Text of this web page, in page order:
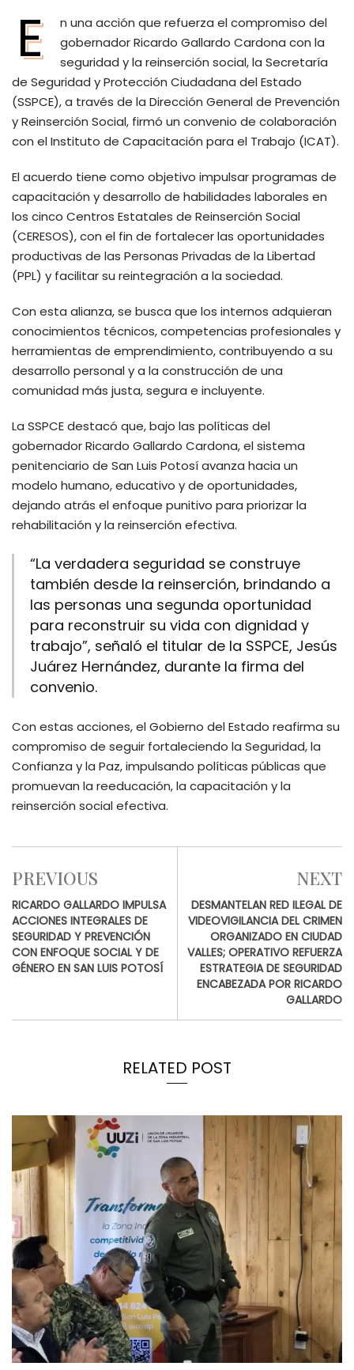
E
n una acción que refuerza el compromiso del
gobernador Ricardo Gallardo Cardona con la
seguridad y la reinserción social, la Secretaría
de Seguridad y Protección Ciudadana del Estado
(SSPCE), a través de la Dirección General de Prevención
y Reinserción Social, firmó un convenio de colaboración
con el Instituto de Capacitación para el Trabajo (ICAT).
El acuerdo tiene como objetivo impulsar programas de
capacitación y desarrollo de habilidades laborales en
los cinco Centros Estatales de Reinserción Social
(CERESOS), con el fin de fortalecer las oportunidades
productivas de las Personas Privadas de la Libertad
(PPL) y facilitar su reintegración a la sociedad.
Con esta alianza, se busca que los internos adquieran
conocimientos técnicos, competencias profesionales y
herramientas de emprendimiento, contribuyendo a su
desarrollo personal y a la construcción de una
comunidad más justa, segura e incluyente.
La SSPCE destacó que, bajo las políticas del
gobernador Ricardo Gallardo Cardona, el sistema
penitenciario de San Luis Potosí avanza hacia un
modelo humano, educativo y de oportunidades,
dejando atrás el enfoque punitivo para priorizar la
rehabilitación y la reinserción efectiva.
“La verdadera seguridad se construye
también desde la reinserción, brindando a
las personas una segunda oportunidad
para reconstruir su vida con dignidad y
trabajo”, señaló el titular de la SSPCE, Jesús
Juárez Hernández, durante la firma del
convenio.
Con estas acciones, el Gobierno del Estado reafirma su
compromiso de seguir fortaleciendo la Seguridad, la
Confianza y la Paz, impulsando políticas públicas que
promuevan la reeducación, la capacitación y la
reinserción social efectiva.
PREVIOUS
RICARDO GALLARDO IMPULSA
ACCIONES INTEGRALES DE
SEGURIDAD Y PREVENCIÓN
CON ENFOQUE SOCIAL Y DE
GÉNERO EN SAN LUIS POTOSÍ
NEXT
DESMANTELAN RED ILEGAL DE
VIDEOVIGILANCIA DEL CRIMEN
ORGANIZADO EN CIUDAD
VALLES; OPERATIVO REFUERZA
ESTRATEGIA DE SEGURIDAD
ENCABEZADA POR RICARDO
GALLARDO
RELATED POST